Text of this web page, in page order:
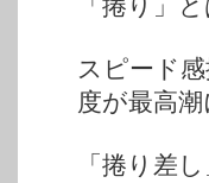
「捲り」
スピード
度が最高潮
「捲り差